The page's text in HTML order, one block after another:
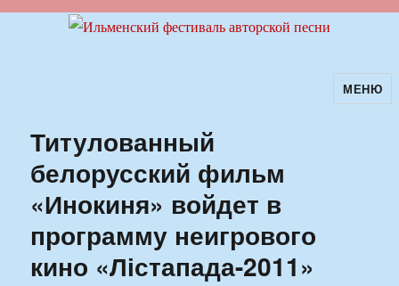
Ильменский фестиваль авторскойМЕНЮ
Титулованный
белорусский фильм
«Инокиня» войдет в
программу неигрового
кино «Лістапада-2011»